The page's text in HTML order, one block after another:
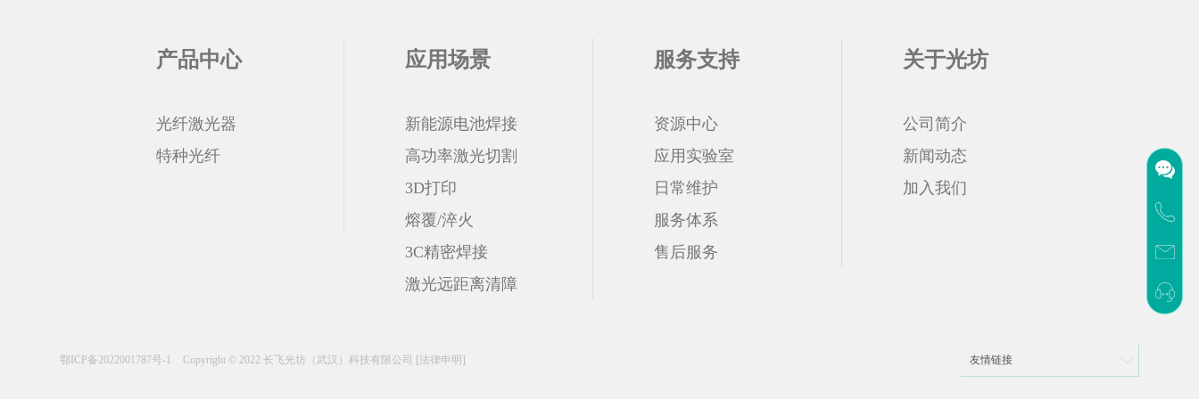
产品中心
光纤激光器
特种光纤
应用场景
新能源电池焊接
高功率激光切割
3D打印
熔覆/淬火
3C精密焊接
激光远距离清障
服务支持
资源中心
应用实验室
日常维护
服务体系
售后服务
关于光坊
公司简介
新闻动态
加入我们
鄂ICP备2022001787号-1 Copyright © 2022 长飞光坊（武汉）科技有限公司 [法律申明] 友情链接